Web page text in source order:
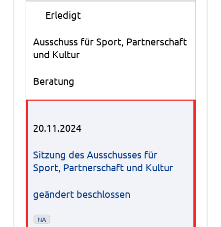
Erledigt
Ausschuss für Sport, Partnerschaft
und Kultur
Beratung
20.11.2024
Sitzung des Ausschusses für
Sport, Partnerschaft und Kultur
geändert beschlossen
NA